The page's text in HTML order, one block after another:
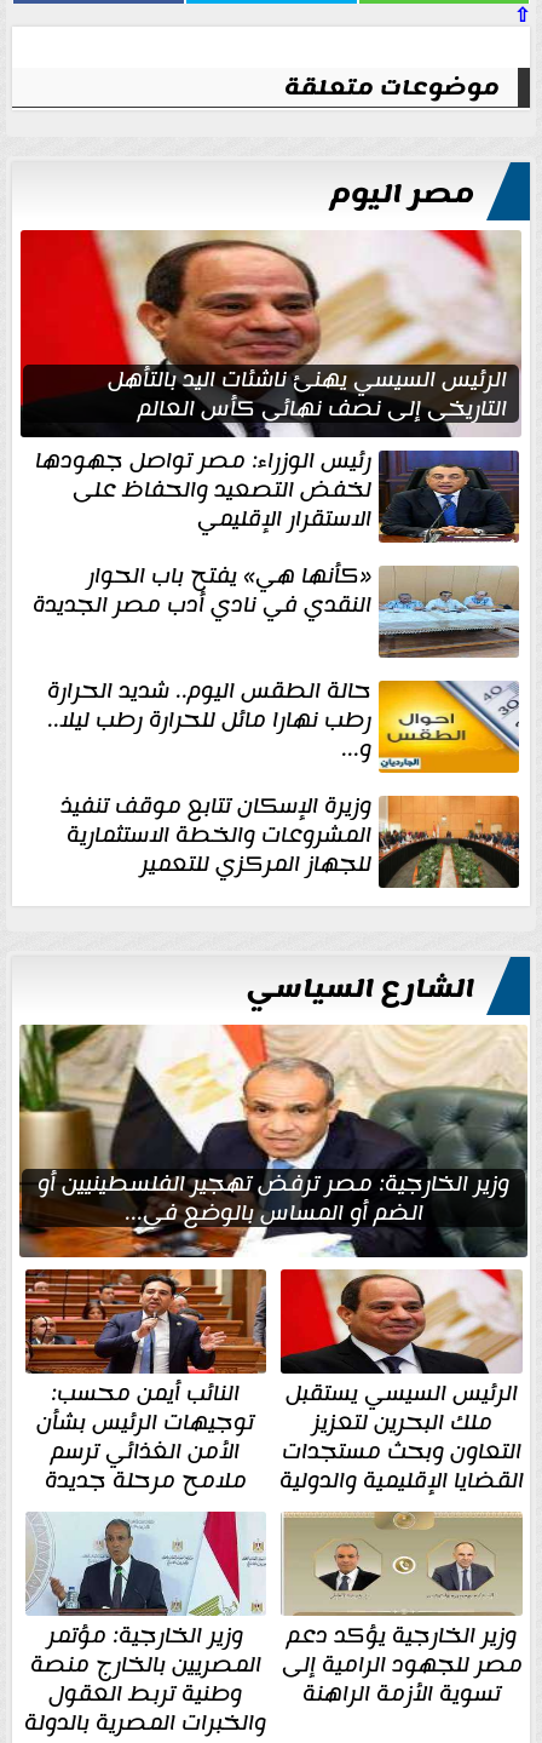
⇧
موضوعات متعلقة
مصر اليوم
الرئيس السيسي يهنئ ناشئات اليد بالتأهل
التاريخي إلى نصف نهائي كأس العالم
رئيس الوزراء: مصر تواصل جهودها
لخفض التصعيد والحفاظ على
الاستقرار الإقليمي
«كأنها هي» يفتح باب الحوار
النقدي في نادي أدب مصر الجديدة
حالة الطقس اليوم.. شديد الحرارة
رطب نهارا مائل للحرارة رطب ليلا..
و...
وزيرة الإسكان تتابع موقف تنفيذ
المشروعات والخطة الاستثمارية
للجهاز المركزي للتعمير
الشارع السياسي
وزير الخارجية: مصر ترفض تهجير الفلسطينيين أو
الضم أو المساس بالوضع في...
الرئيس السيسي يستقبل
ملك البحرين لتعزيز
التعاون وبحث مستجدات
القضايا الإقليمية والدولية
النائب أيمن محسب:
توجيهات الرئيس بشأن
الأمن الغذائي ترسم
ملامح مرحلة جديدة
وزير الخارجية يؤكد دعم
مصر للجهود الرامية إلى
تسوية الأزمة الراهنة
وزير الخارجية: مؤتمر
المصريين بالخارج منصة
وطنية تربط العقول
والخبرات المصرية بالدولة